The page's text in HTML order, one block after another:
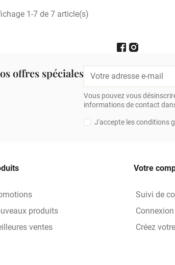
1-7 de 7 article(s)
offres spéciales
Vous pouvez vous
informations de contact
J'accepte les conditions
produits
ventes
Votre
Suivi de
Connexion
Créez